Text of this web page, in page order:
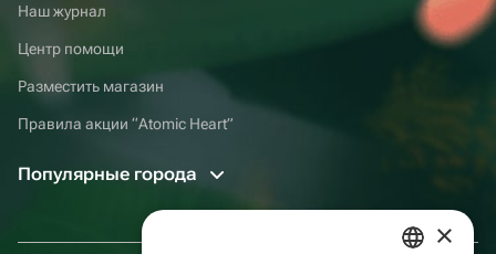
Наш журнал
Центр помощи
Разместить магазин
Правила акции “Atomic Heart”
Популярные города
×